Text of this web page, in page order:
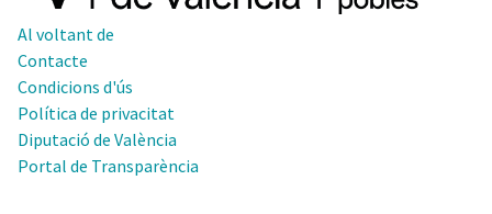
Al voltant de
Contacte
Condicions d'ús
Política de privacitat
Diputació de València
Portal de Transparència